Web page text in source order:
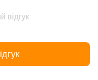
відгук